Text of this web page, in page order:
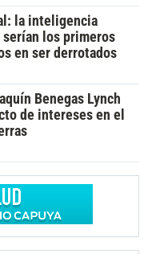
la inteligencia
los primeros
en ser derrotados
Benegas Lynch
de intereses en el